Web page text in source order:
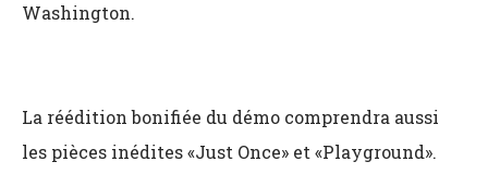
Washington.
La réédition bonifiée du démo comprendra aussi
les pièces inédites «Just Once» et «Playground».